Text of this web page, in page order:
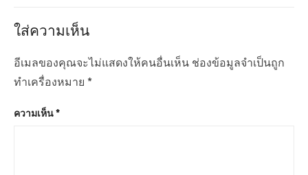
อ
p
o
s
:
o
s
ใส่ความเห็น
อีเมลของคุณจะไม่แสดงให้คนอื่นเห็น ช่องข้อมูลจำเป็นถูก
ทำเครื่องหมาย *
ความเห็น*